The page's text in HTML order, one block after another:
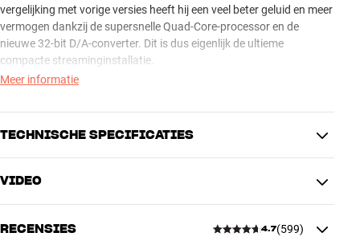
vergelijking met vorige versies heeft hij een veel beter geluid en meer
vermogen dankzij de supersnelle Quad-Core-processor en de
nieuwe 32-bit D/A-converter. Dit is dus eigenlijk de ultieme
compacte streaminginstallatie.
toevoegen, zodat je TV en films echt een nieuwe dimensie krijgen.
En het is heel eenvoudig – de POWERNODE activeert automatisch
gebruiksvriendelijke functie met spectaculaire mogelijkheden,
Meer informatie
TECHNISCHE SPECIFICATIES
Aansluitingen (bekabeld)
(analoog), XLR (analoog),
VIDEO
RECENSIES 4.7(599)